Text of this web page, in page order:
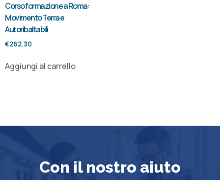
Corso formazione a Roma:
Movimento Terra e
Autoribaltabili
€262.30
Aggiungi al carrello
Con il nostro aiuto